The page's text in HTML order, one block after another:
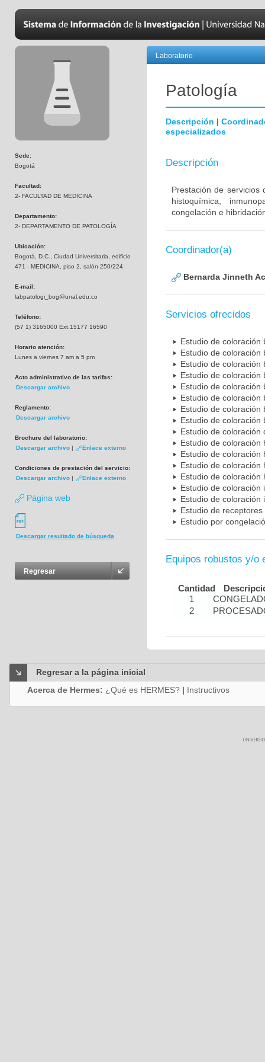
Sede:
Bogotá
Facultad:
2- FACULTAD DE MEDICINA
Departamento:
2- DEPARTAMENTO DE PATOLOGÍA
Ubicación:
Bogotá, D.C., Ciudad Universitaria, edificio
471 - MEDICINA, piso 2, salón 250/224
E-mail:
labpatologi_bog@unal.edu.co
Teléfono:
(57 1) 3165000 Ext.15177 16590
Horario atención:
Lunes a viernes 7 am a 5 pm
Acto administrativo de las tarifas:
Descargar archivo
Reglamento:
Descargar archivo
Brochure del laboratorio:
Descargar archivo | Enlace externo
Condiciones de prestación del servicio:
Descargar archivo | Enlace externo
Página web
Descargar resultado de búsqueda
Regresar
Laboratorio
Patología
Descripción |
especializados
Descripción
Prestación de servicios
histoquímica,
congelación e
Coordinador(a)
Bernarda Jinneth
Servicios ofrecidos
Estudio de coloración
Estudio de coloración
Estudio de coloración
Estudio de
Estudio de coloración
Estudio de coloración
Estudio de coloración
Estudio de coloración
Estudio de coloración
Estudio de
Estudio de coloración
Estudio de
Estudio de
Estudio de coloración
Estudio de
Estudio de
Estudio por
Equipos robustos y/o
Cantidad
1
2
Regresar a la página inicial
Acerca de Hermes: ¿Qué es HERMES? | Instructivos